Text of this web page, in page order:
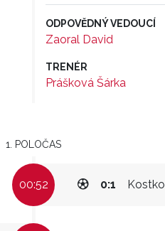
ODPOVĚDNÝ VEDOUCÍ
Zaoral David
TRENÉR
Prášková Šárka
1. POLOČAS
00:52 0:1